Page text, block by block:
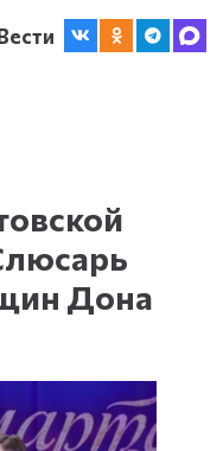
Дона